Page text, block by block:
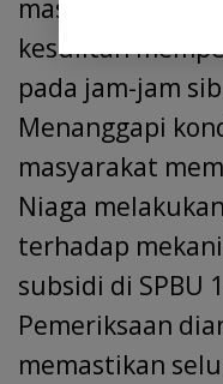
masyarakat
kesulitan
pada jam-jam
Menanggapi
masyarakat
Niaga
terhadap
subsidi di SPBU
Pemeriksaan
memastikan